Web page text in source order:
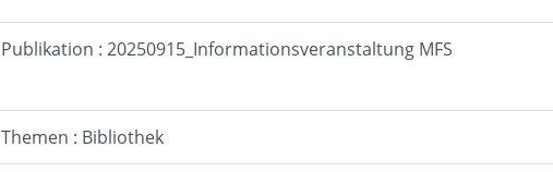
Publikation : 20250915_Informationsveranstaltung MFS
Themen : Bibliothek